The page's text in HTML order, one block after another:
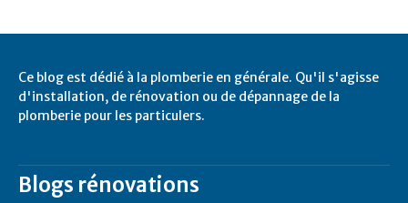
Ce blog est dédié à la plomberie en générale. Qu'il s'agisse
d'installation, de rénovation ou de dépannage de la
plomberie pour les particulers.
Blogs rénovations